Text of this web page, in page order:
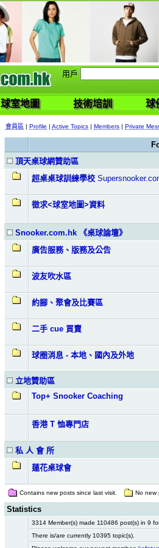
用戶
球室地圖 技術培訓 球
會員區 | Profile | Active Topics | Members | Private
頂天桌球網贊助區
超桌桌球訓練學校
徵求<球室地圖>資料
Snooker.com.hk 《桌球論壇》
廣告服務、版務及公告
波友吹水區
約腳、聚會及比賽區
二手 cue 買賣
球圈消息 - 本地、國內及外地
立地贊助區
Top+ Snooker Coaching
香港 T 恤專門店
私 人 會 所
蓮花桌球會
Contains new posts since last visit. No new
Statistics
3314 Member(s) made 110486 post(s) in 9
There is/are currently 10395 topic(s).